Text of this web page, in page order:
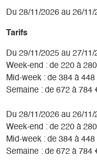
Du 28/11/2026 au 26/
Tarifs
Du 29/11/2025 au 27/11/
Week-end : de 220 à
Mid-week : de 384 à
Semaine : de 672 à 784
Du 28/11/2026 au 26/11/
Week-end : de 220 à
Mid-week : de 384 à
Semaine : de 672 à 784